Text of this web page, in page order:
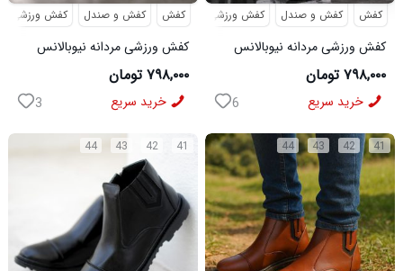
کفش کفش و صندل کفش ورزشی
کفش ورزشی مردانه نیوبالانس
مدل NB مشکی
۷۹۸,۰۰۰ تومان
خرید سریع 3
کفش کفش و صندل کفش ورزشی
کفش ورزشی مردانه نیوبالانس
مدل NB سفید
۷۹۸,۰۰۰ تومان
خرید سریع 6
41
42
43
44 41
42
43
44